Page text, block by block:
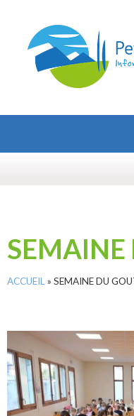
SEMAINE
ACCUEIL » SEMAINE DU